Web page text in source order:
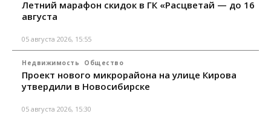
Летний марафон скидок в ГК «Расцветай — до 16
августа
05 августа 2026, 15:55
Недвижимость Общество
Проект нового микрорайона на улице Кирова
утвердили в Новосибирске
05 августа 2026, 15:30